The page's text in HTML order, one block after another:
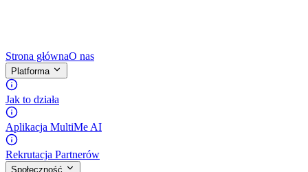
Strona głównaO nas
Platforma
Jak to działa
Aplikacja MultiMe AI
Rekrutacja Partnerów
Społeczność